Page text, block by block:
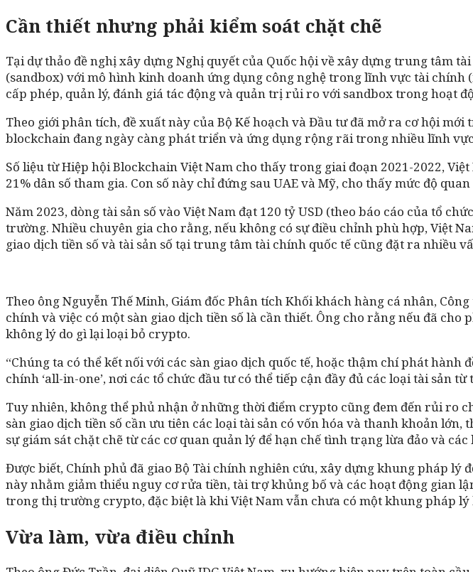
Cần thiết nhưng phải kiểm soát chặt chẽ
Tại dự thảo đề nghị xây dựng Nghị quyết của Quốc hội về xây dựng trung tâm
(sandbox) với mô hình kinh doanh ứng dụng công nghệ trong lĩnh vực tài
cấp phép, quản lý, đánh giá tác động và quản trị rủi ro với sandbox trong hoạt
Theo giới phân tích, đề xuất này của Bộ Kế hoạch và Đầu tư đã mở ra cơ hội
blockchain đang ngày càng phát triển và ứng dụng rộng rãi trong nhiều lĩnh
Số liệu từ Hiệp hội Blockchain Việt Nam cho thấy trong giai đoạn 2021-2022,
21% dân số tham gia. Con số này chỉ đứng sau UAE và Mỹ, cho thấy mức độ
Năm 2023, dòng tài sản số vào Việt Nam đạt 120 tỷ USD (theo báo cáo của tổ
trường. Nhiều chuyên gia cho rằng, nếu không có sự điều chỉnh phù hợp, Việt
giao dịch tiền số và tài sản số tại trung tâm tài chính quốc tế cũng đặt ra nhiều
Theo ông Nguyễn Thế Minh, Giám đốc Phân tích Khối khách hàng cá nhân,
chính và việc có một sàn giao dịch tiền số là cần thiết. Ông cho rằng nếu đã
không lý do gì lại loại bỏ crypto.
“Chúng ta có thể kết nối với các sàn giao dịch quốc tế, hoặc thậm chí phát
chính ‘all-in-one’, nơi các tổ chức đầu tư có thể tiếp cận đầy đủ các loại tài sản
Tuy nhiên, không thể phủ nhận ở những thời điểm crypto cũng đem đến rủi ro
sàn giao dịch tiền số cần ưu tiên các loại tài sản có vốn hóa và thanh khoản
sự giám sát chặt chẽ từ các cơ quan quản lý để hạn chế tình trạng lừa đảo và
Được biết, Chính phủ đã giao Bộ Tài chính nghiên cứu, xây dựng khung pháp lý
này nhằm giảm thiểu nguy cơ rửa tiền, tài trợ khủng bố và các hoạt động gian
trong thị trường crypto, đặc biệt là khi Việt Nam vẫn chưa có một khung pháp
Vừa làm, vừa điều chỉnh